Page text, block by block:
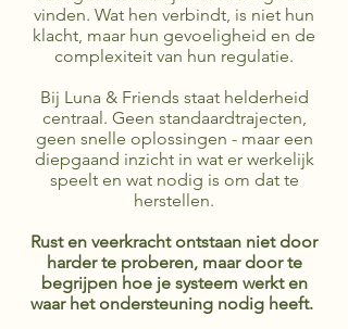
vinden. Wat hen verbindt, is niet hun
klacht, maar hun gevoeligheid en de
complexiteit van hun regulatie.
Bij Luna & Friends staat helderheid
centraal. Geen standaardtrajecten,
geen snelle oplossingen - maar een
diepgaand inzicht in wat er werkelijk
speelt en wat nodig is om dat te
herstellen.
Rust en veerkracht ontstaan niet door
harder te proberen, maar door te
begrijpen hoe je systeem werkt en
waar het ondersteuning nodig heeft.